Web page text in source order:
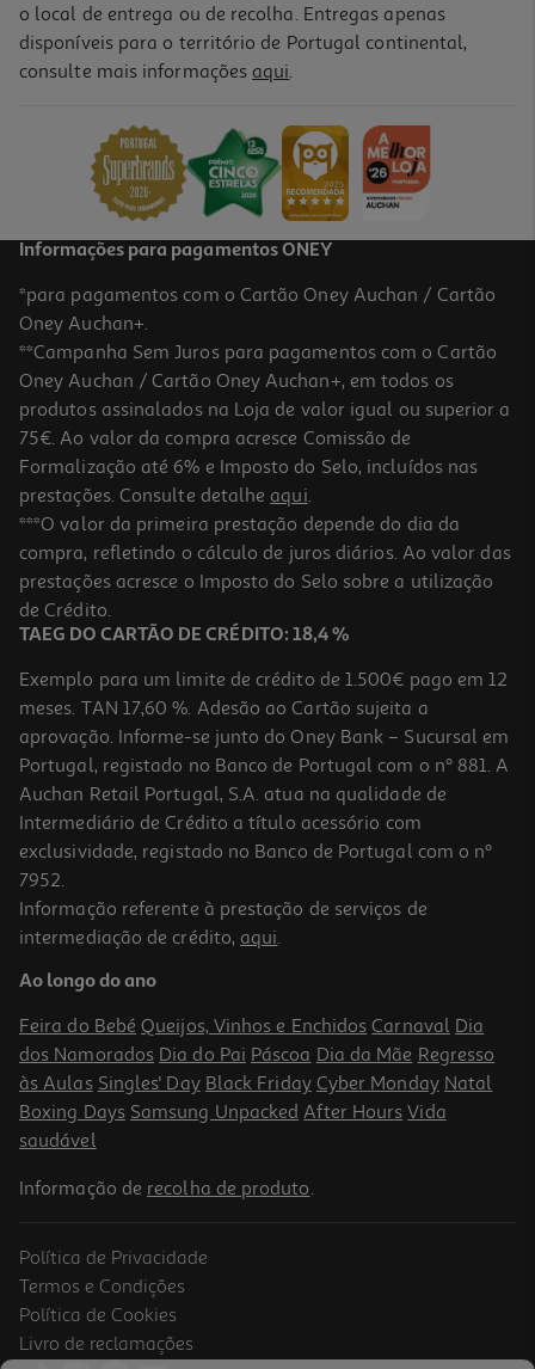
Cheese Cake Reina 2x90g
4.3
Natas Reina Do Céu 2x90g
17.17 €/Kg
3,09 €
Sobremesa A Leiteira Arroz Doce 4x115g
6.07 €/Kg
2,79 €
o local de entrega ou de recolha. Entregas apenas
disponíveis para o território de Portugal continental,
consulte mais informações aqui.
Informações para pagamentos ONEY
*para pagamentos com o Cartão Oney Auchan / Cartão
Oney Auchan+.
**Campanha Sem Juros para pagamentos com o Cartão
Oney Auchan / Cartão Oney Auchan+, em todos os
produtos assinalados na Loja de valor igual ou superior a
75€. Ao valor da compra acresce Comissão de
Formalização até 6% e Imposto do Selo, incluídos nas
prestações. Consulte detalhe aqui.
***O valor da primeira prestação depende do dia da
compra, refletindo o cálculo de juros diários. Ao valor das
prestações acresce o Imposto do Selo sobre a utilização
de Crédito.
TAEG DO CARTÃO DE CRÉDITO: 18,4 %
Exemplo para um limite de crédito de 1.500€ pago em 12
meses. TAN 17,60 %. Adesão ao Cartão sujeita a
aprovação. Informe-se junto do Oney Bank – Sucursal em
Portugal, registado no Banco de Portugal com o nº 881. A
Auchan Retail Portugal, S.A. atua na qualidade de
Intermediário de Crédito a título acessório com
exclusividade, registado no Banco de Portugal com o nº
7952.
Informação referente à prestação de serviços de
intermediação de crédito, aqui.
Ao longo do ano
Feira do Bebé Queijos, Vinhos e Enchidos Carnaval Dia
dos Namorados Dia do Pai Páscoa Dia da Mãe Regresso
às Aulas Singles' Day Black Friday Cyber Monday Natal
Boxing Days Samsung Unpacked After Hours Vida
saudável
Informação de recolha de produto.
Política de Privacidade
Termos e Condições
Política de Cookies
Livro de reclamações